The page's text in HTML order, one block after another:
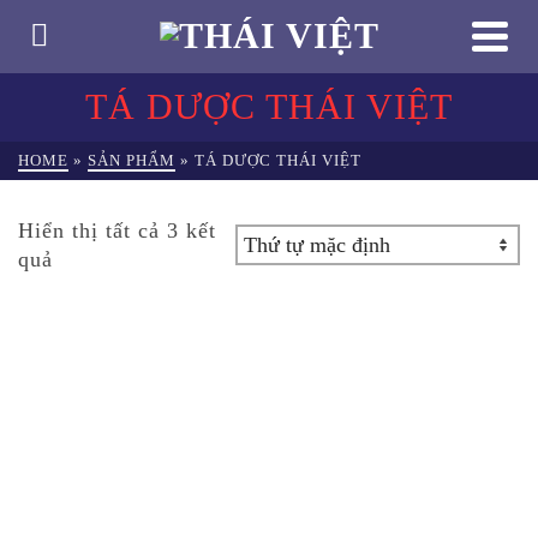
TÁ DƯỢC THÁI VIỆT
HOME » SẢN PHẨM » TÁ DƯỢC THÁI VIỆT
Hiển thị tất cả 3 kết
quả